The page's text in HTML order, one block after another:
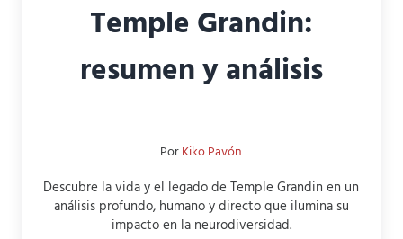
Temple Grandin:
resumen y análisis
PorKiko Pavón
Descubre la vida y el legado de Temple Grandin en un
análisis profundo, humano y directo que ilumina su
impacto en la neurodiversidad.